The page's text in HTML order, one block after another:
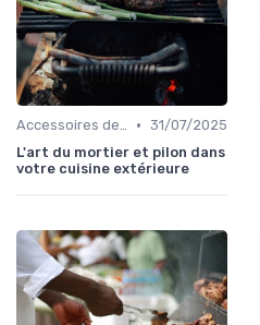
Accessoires de Cuisson • 31/07/2025
L'art du mortier et pilon dans
votre cuisine extérieure